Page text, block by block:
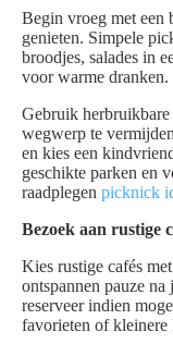
Begin vroeg met een
genieten. Simpele
broodjes, salades in
voor warme dranken.
Gebruik herbruikbare
wegwerp te
en kies een
geschikte parken en
raadplegen picknick
Bezoek aan rustige
Kies rustige cafés
ontspannen pauze
reserveer indien
favorieten of kleinere